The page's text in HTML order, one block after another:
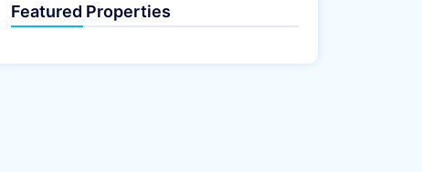
Featured Properties